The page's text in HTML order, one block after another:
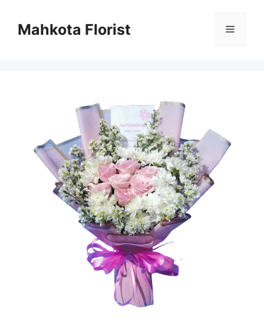
Mahkota Florist